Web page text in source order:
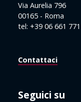
Via Aurelia 796
00165 - Roma
tel: +39 06 661 771
Contattaci
Seguici su